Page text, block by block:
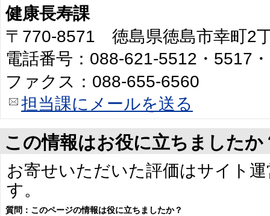
健康長寿課
〒770-8571 徳島県徳島市幸町2
電話番号：088-621-5512・5517
ファクス：088-655-6560
担当課にメールを送る
この情報はお役に立ちましたか
お寄せいただいた評価はサイト
す。
質問：このページの情報は役に立ちましたか？